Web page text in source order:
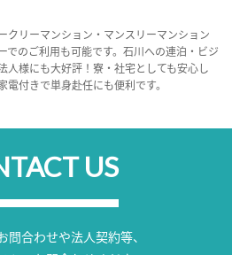
クリーマンション・マンスリーマンション
でのご利用も可能です。石川への連泊・ビジ
人様にも大好評！寮・社宅としても安心し
付きで単身赴任にも便利です。
US
問合わせや法人契約等、